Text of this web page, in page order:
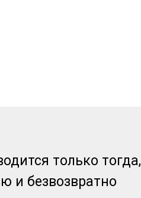
только тогда,
и безвозвратно